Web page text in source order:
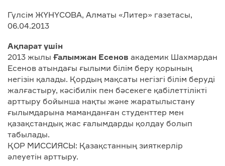
Гүлсім ЖҮНҮСОВА, Алматы «Литер» газетасы,
06.04.2013
Ақпарат үшін
2013 жылы Ғалымжан Есенов академик Шахмардан
Есенов атындағы ғылыми білім беру қорының
негізін қалады. Қордың мақсаты негізгі білім беруді
жалғастыру, кәсібилік пен бәсекеге қабілеттілікті
арттыру бойынша нақты және жаратылыстану
ғылымдарына маманданған студенттер мен
қазақстандық жас ғалымдарды қолдау болып
табылады.
ҚОР МИССИЯСЫ: Қазақстанның зияткерлір
әлеуетін арттыру.